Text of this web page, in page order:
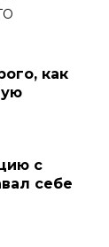
как
с
себе